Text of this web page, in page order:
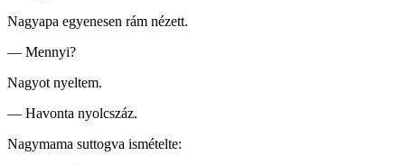
Nagyapa egyenesen rám nézett.
— Mennyi?
Nagyot nyeltem.
— Havonta nyolcszáz.
Nagymama suttogva ismételte: